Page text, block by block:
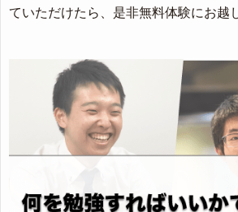
ていただけたら、是非無料体験にお越